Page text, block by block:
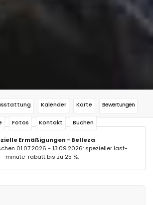
Kalender Karte Bewertungen
Fotos Kontakt Buchen
Ermäßigungen - Belleza
01.07.2026 - 13.09.2026: spezieller last-
minute-rabatt bis zu 25 %.